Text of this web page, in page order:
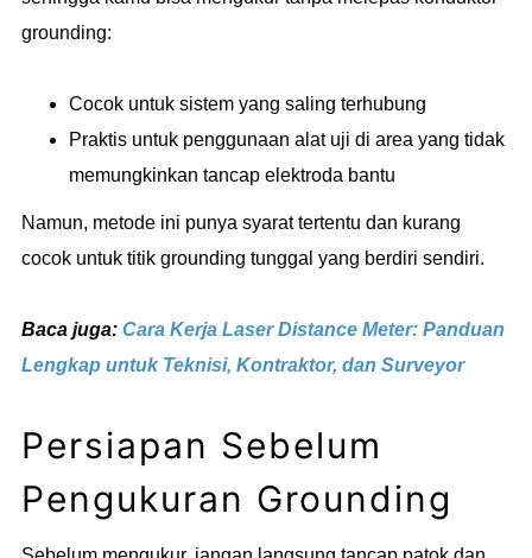
grounding:
Cocok untuk sistem yang saling terhubung
Praktis untuk penggunaan alat uji di area yang tidak
memungkinkan tancap elektroda bantu
Namun, metode ini punya syarat tertentu dan kurang
cocok untuk titik grounding tunggal yang berdiri sendiri.
Baca juga: Cara Kerja Laser Distance Meter: Panduan
Lengkap untuk Teknisi, Kontraktor, dan Surveyor
Persiapan Sebelum
Pengukuran Grounding